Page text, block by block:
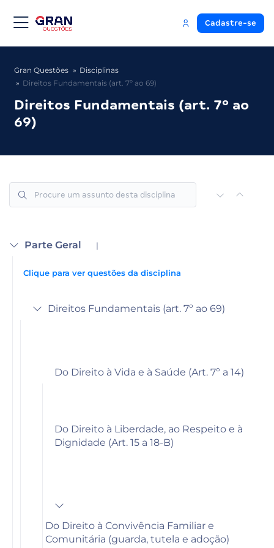
Cadastre-se
Gran Questões
Disciplinas
Direitos Fundamentais (art. 7º ao 69)
Direitos Fundamentais (art. 7º ao
69)
Parte Geral |
Clique para ver questões da disciplina
Direitos Fundamentais (art. 7º ao 69)
Do Direito à Vida e à Saúde (Art. 7º a 14)
Do Direito à Liberdade, ao Respeito e à
Dignidade (Art. 15 a 18-B)
Do Direito à Convivência Familiar e
Comunitária (guarda, tutela e adoção)